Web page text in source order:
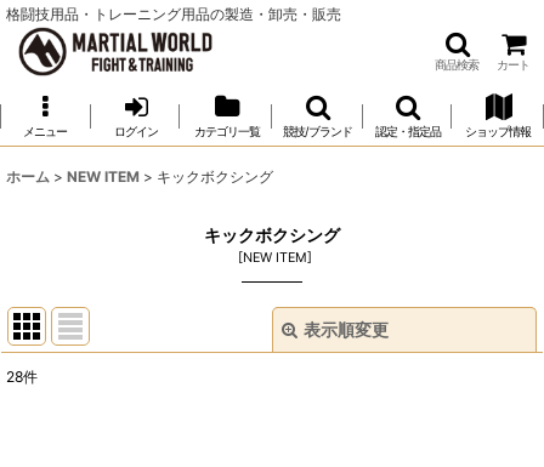
格闘技用品・トレーニング用品の製造・卸売・販売
商品検索 カート
メニュー ログイン カテゴリ一覧 競技/ブランド 認定・指定品 ショップ情報
ホーム > NEW ITEM > キックボクシング
キックボクシング
[NEW ITEM]
表示順変更
28件